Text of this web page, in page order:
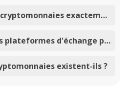
Qu'est-ce que les cryptomonnaies exactement ?
Y a-t-il différentes plateformes d'échange pour les cryptomonnaies ?
existent-ils ?